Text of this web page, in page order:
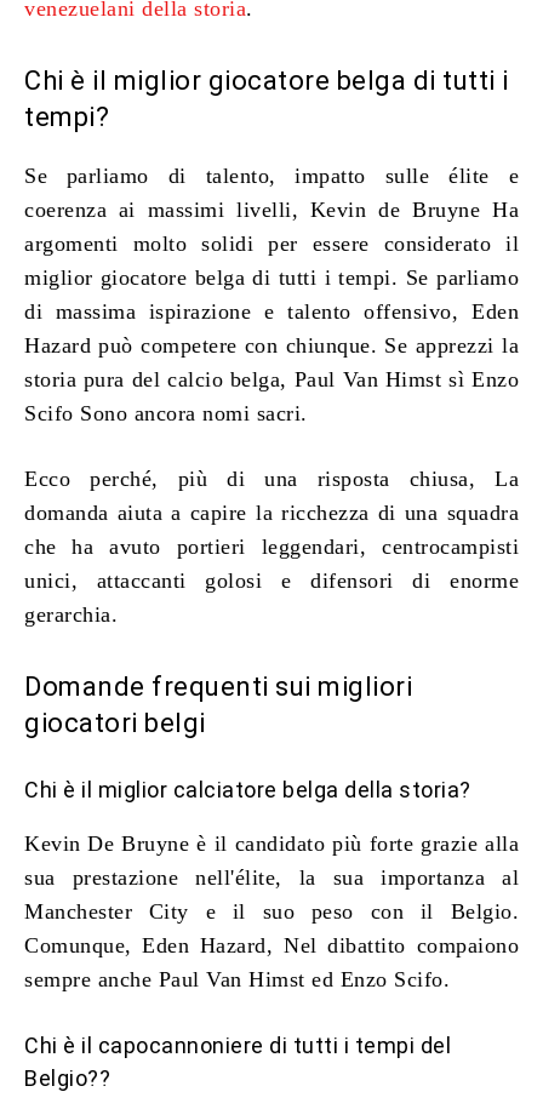
venezuelani della storia.
Chi è il miglior giocatore belga di tutti i
tempi?
Se parliamo di talento, impatto sulle élite e
coerenza ai massimi livelli, Kevin de Bruyne Ha
argomenti molto solidi per essere considerato il
miglior giocatore belga di tutti i tempi. Se parliamo
di massima ispirazione e talento offensivo, Eden
Hazard può competere con chiunque. Se apprezzi la
storia pura del calcio belga, Paul Van Himst sìEnzo
Scifo Sono ancora nomi sacri.
Ecco perché, più di una risposta chiusa, La
domanda aiuta a capire la ricchezza di una squadra
che ha avuto portieri leggendari, centrocampisti
unici, attaccanti golosi e difensori di enorme
gerarchia.
Domande frequenti sui migliori
giocatori belgi
Chi è il miglior calciatore belga della storia?
Kevin De Bruyne è il candidato più forte grazie alla
sua prestazione nell'élite, la sua importanza al
Manchester City e il suo peso con il Belgio.
Comunque, Eden Hazard, Nel dibattito compaiono
sempre anche Paul Van Himst ed Enzo Scifo.
Chi è il capocannoniere di tutti i tempi del
Belgio??